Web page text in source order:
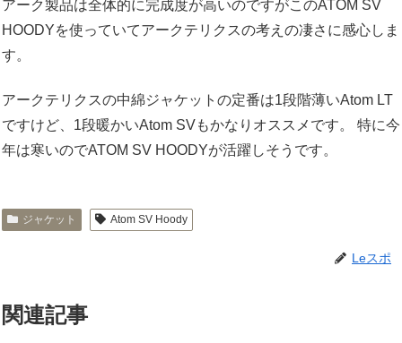
アーク製品は全体的に完成度が高いのですがこのATOM SV
HOODYを使っていてアークテリクスの考えの凄さに感心しま
す。
アークテリクスの中綿ジャケットの定番は1段階薄いAtom LT
ですけど、1段暖かいAtom SVもかなりオススメです。 特に今
年は寒いのでATOM SV HOODYが活躍しそうです。
ジャケット Atom SV Hoody
Leスポ
関連記事